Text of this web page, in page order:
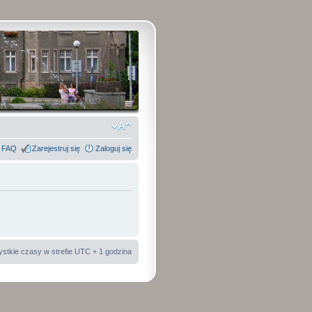
FAQ Zarejestruj się Zaloguj się
czasy w strefie UTC + 1 godzina